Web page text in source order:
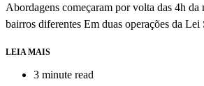
Abordagens começaram por volta das 4h da
bairros diferentes Em duas operações da
LEIA MAIS
3 minute read